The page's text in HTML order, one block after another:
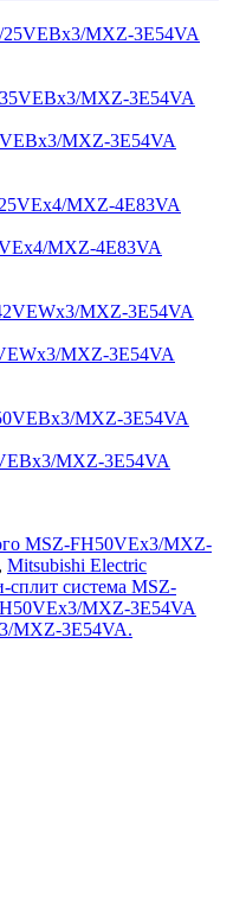
25VEBx3/MXZ-3E54VA
MXZ-3Е54VA
MXZ-4E83VA
MXZ-3E54VA
MXZ-3E54VA
MSZ-FH50VEх3/MXZ-
, Mitsubishi Electric
сплит система MSZ-
MXZ-3E54VA
MXZ-3E54VA.